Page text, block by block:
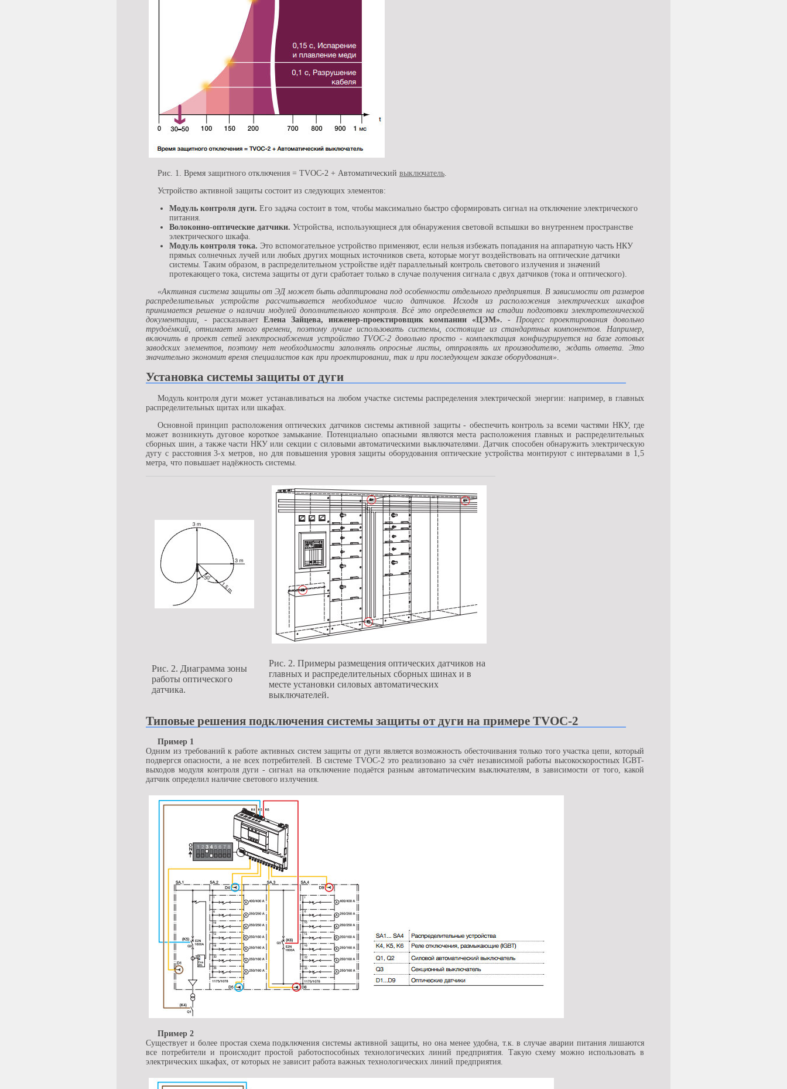
Рис. 1. Время защитного отключения = TVOC-2 + Автоматический выключатель
Устройство активной защиты состоит из следующих элементов:
Модуль контроля дуги. Его задача состоит в том, чтобы максимально быстро сформировать сигнал на отключение электрического
питания.
Волоконно-оптические датчики. Устройства, использующиеся для обнаружения световой вспышки во внутреннем пространстве
электрического шкафа.
Модуль контроля тока. Это вспомогательное устройство применяют, если нельзя избежать попадания на аппаратную часть НКУ
прямых солнечных лучей или любых других мощных источников света, которые могут воздействовать на оптические датчики
системы. Таким образом, в распределительном устройстве идёт параллельный контроль светового излучения и значений
протекающего тока, система защиты от дуги сработает только в случае получения сигнала с двух датчиков (тока и оптического).
«Активная система защиты от ЭД может быть адаптирована под особенности отдельного предприятия. В зависимости от размеров
распределительных устройств рассчитывается необходимое число датчиков. Исходя из расположения электрических шкафов
принимается решение о наличии модулей дополнительного контроля. Всё это определяется на стадии подготовки электротехнической
документации,
- рассказываетЕлена Зайцева, инженер-проектировщик компании «ЦЭМ». - Процесс проектирования довольно
трудоёмкий, отнимает много времени, поэтому лучше использовать системы, состоящие из стандартных компонентов. Например,
включить в проект сетей электроснабжения устройство TVOC-2 довольно просто - комплектация конфигурируется на базе готовых
заводских элементов, поэтому нет необходимости заполнять опросные листы, отправлять их производителю, ждать ответа. Это
значительно экономит время специалистов как при проектировании, так и при последующем заказе оборудования»
Установка системы защиты от дуги
Модуль контроля дуги может устанавливаться на любом участке системы распределения электрической энергии: например, в главных
распределительных щитах или шкафах.
Основной принцип расположения оптических датчиков системы активной защиты - обеспечить контроль за всеми частями НКУ, где
может возникнуть дуговое короткое замыкание. Потенциально опасными являются места расположения главных и распределительных
сборных шин, а также части НКУ или секции с силовыми автоматическими выключателями. Датчик способен обнаружить электрическую
дугу с расстояния 3-х метров, но для повышения уровня защиты оборудования оптические устройства монтируют с интервалами в 1,5
метра, что повышает надёжность системы.
Рис. 2. Диаграмма зоны
работы оптического
датчика.
Рис. 2. Примеры размещения оптических датчиков на
главных и распределительных сборных шинах и в
месте установки силовых автоматических
выключателей.
Типовые решения подключения системы защиты от дуги на примере TVOC-2
Пример 1
Одним из требований к работе активных систем защиты от дуги является возможность обесточивания только того участка цепи, который
подвергся опасности, а не всех потребителей. В системе TVOC-2 это реализовано за счёт независимой работы высокоскоростных IGBT-
выходов модуля контроля дуги - сигнал на отключение подаётся разным автоматическим выключателям, в зависимости от того, какой
датчик определил наличие светового излучения.
Пример 2
Существует и более простая схема подключения системы активной защиты, но она менее удобна, т.к. в случае аварии питания лишаются
все потребители и происходит простой работоспособных технологических линий предприятия. Такую схему можно использовать в
электрических шкафах, от которых не зависит работа важных технологических линий предприятия.